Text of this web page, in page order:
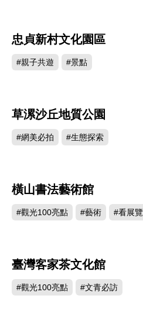
忠貞新村文化園區
#親子共遊 #景點
草漯沙丘地質公園
#網美必拍 #生態探索
橫山書法藝術館
#觀光100亮點 #藝術 #看展覽
臺灣客家茶文化館
#觀光100亮點 #文青必訪